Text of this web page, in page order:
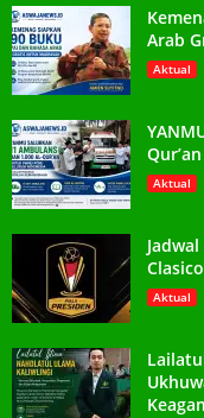
Arab
Aktual
Aktual
Aktual